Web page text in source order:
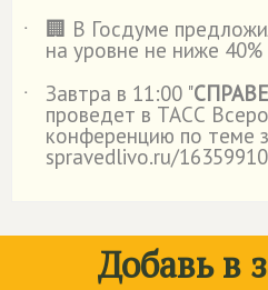
˙
🏢 В Госдуме
на уровне не ниже
˙
Завтра в 11:00 "
проведет в ТАСС
конференцию по теме
spravedlivo.ru/16359910
Добавь в